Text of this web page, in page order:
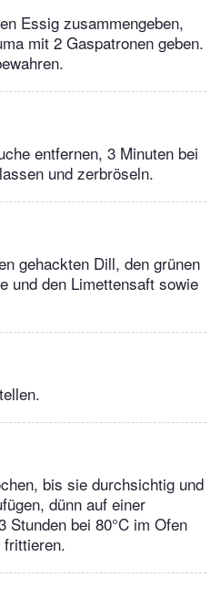
Essig zusammengeben,
mit 2 Gaspatronen geben.
entfernen, 3 Minuten bei
und zerbröseln.
gehackten Dill, den grünen
und den Limettensaft sowie
bis sie durchsichtig und
dünn auf einer
Stunden bei 80°C im Ofen
frittieren.